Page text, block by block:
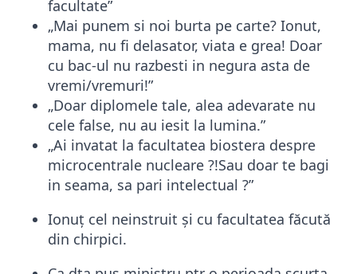
facultate”
„Mai punem si noi burta pe carte? Ionut,
mama, nu fi delasator, viata e grea! Doar
cu bac-ul nu razbesti in negura asta de
vremi/vremuri!”
„Doar diplomele tale, alea adevarate nu
cele false, nu au iesit la lumina.”
„Ai invatat la facultatea biostera despre
microcentrale nucleare ?!Sau doar te bagi
in seama, sa pari intelectual ?”
Ionuț cel neinstruit și cu facultatea făcută
din chirpici.